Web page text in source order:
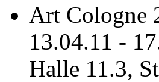
Art Cologne
13.04.11 -
Halle 11.3,